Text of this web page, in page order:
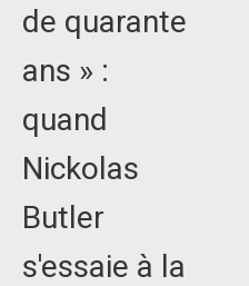
de quarante
ans » :
quand
Nickolas
Butler
s'essaie à la